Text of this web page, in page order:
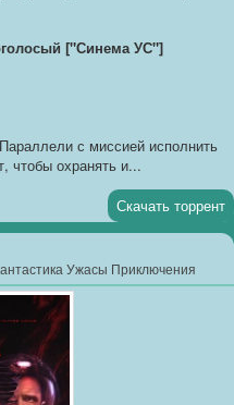
["Синема УС"]
с миссией исполнить
чтобы охранять и...
Скачать торрент
Ужасы Приключения